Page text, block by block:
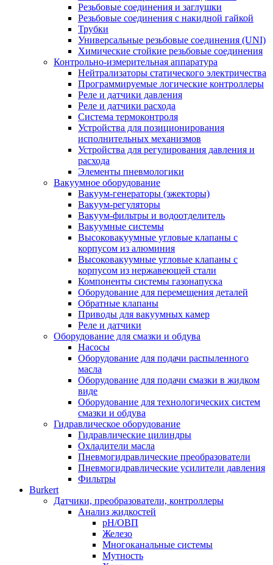
Резьбовые соединения и заглушки
Резьбовые соединения с накидной гайкой
Трубки
Универсальные резьбовые соединения (UNI)
Химические стойкие резьбовые соединения
Контрольно-измерительная аппаратура
Нейтрализаторы статического электричества
Программируемые логические контроллеры
Реле и датчики давления
Реле и датчики расхода
Система термоконтроля
Устройства для позиционирования
исполнительных механизмов
Устройства для регулирования давления и
расхода
Элементы пневмологики
Вакуумное оборудование
Вакуум-генераторы (эжекторы)
Вакуум-регуляторы
Вакуум-фильтры и водоотделитель
Вакуумные системы
Высоковакуумные угловые клапаны с
корпусом из алюминия
Высоковакуумные угловые клапаны с
корпусом из нержавеющей стали
Компоненты системы газонапуска
Оборудование для перемещения деталей
Обратные клапаны
Приводы для вакуумных камер
Реле и датчики
Оборудование для смазки и обдува
Насосы
Оборудование для подачи распыленного
масла
Оборудование для подачи смазки в жидком
виде
Оборудование для технологических систем
смазки и обдува
Гидравлическое оборудование
Гидравлические цилиндры
Охладители масла
Пневмогидравлические преобразователи
Пневмогидравлические усилители давления
Фильтры
Burkert
Датчики, преобразователи, контроллеры
Анализ жидкостей
pH/ОВП
Железо
Многоканальные системы
Мутность